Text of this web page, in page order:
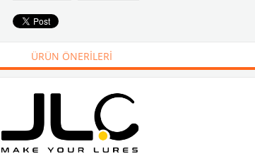
ÜRÜN ÖNERILERI